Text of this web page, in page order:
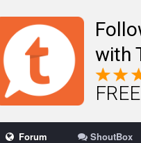
with
Forum ShoutBox